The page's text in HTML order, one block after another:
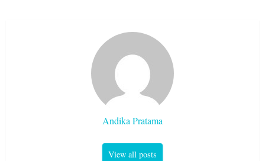
Andika Pratama
View all posts